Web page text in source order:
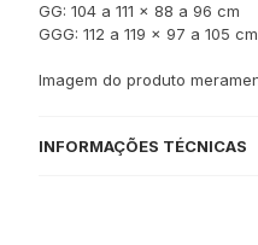
GG: 104 a 111 x 88 a 96 cm
GGG: 112 a 119 x 97 a 105 cm
Imagem do produto
INFORMAÇÕES TÉCNICAS